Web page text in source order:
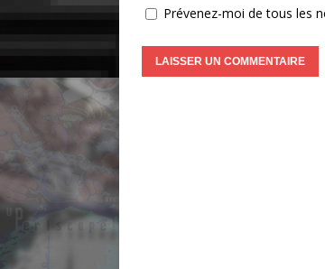
Prévenez-moi de tous les